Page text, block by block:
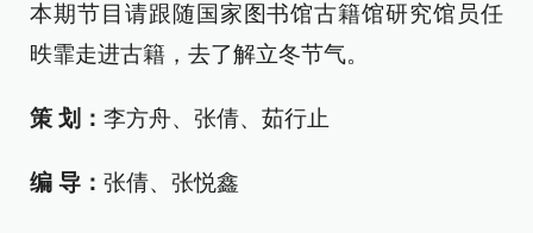
本期节目请跟随国家图书馆古籍馆研究馆员任
昳霏走进古籍，去了解立冬节气。
策 划： 李方舟、张倩、茹行止
编 导： 张倩、张悦鑫